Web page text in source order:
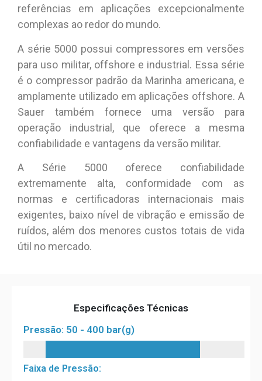
referências em aplicações excepcionalmente
complexas ao redor do mundo.
A série 5000 possui compressores em versões
para uso militar, offshore e industrial. Essa série
é o compressor padrão da Marinha americana, e
amplamente utilizado em aplicações offshore. A
Sauer também fornece uma versão para
operação industrial, que oferece a mesma
confiabilidade e vantagens da versão militar.
A Série 5000 oferece confiabilidade
extremamente alta, conformidade com as
normas e certificadoras internacionais mais
exigentes, baixo nível de vibração e emissão de
ruídos, além dos menores custos totais de vida
útil no mercado.
Especificações Técnicas
Pressão: 50 - 400 bar(g)
Faixa de Pressão: